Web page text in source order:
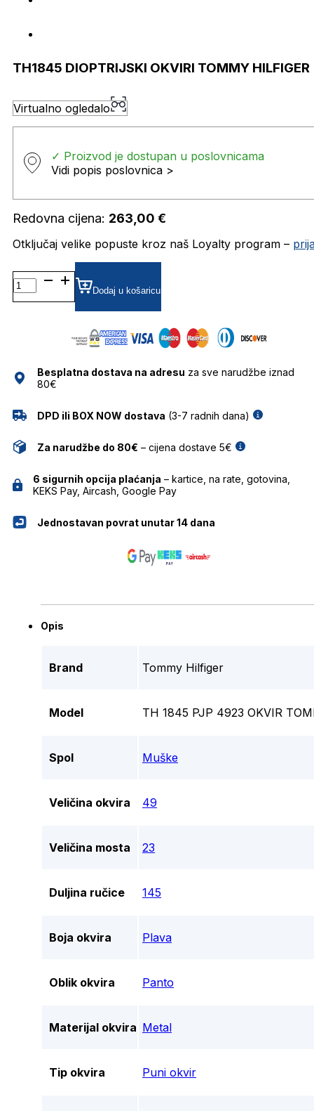
TH1845 DIOPTRIJSKI OKVIRI TOMMY HILFIGER
Virtualno ogledalo
✓ Proizvod je dostupan u poslovnicama
Vidi popis poslovnica >
Redovna cijena: 263,00 €
Otključaj velike popuste kroz naš Loyalty program –
TH1845 DIOPTRIJSKI
OKVIRI
TOMMY
Dodaj u košaricu
Besplatna dostava na adresu za sve narudžbe iznad
80€
DPD ili BOX NOW dostava (3-7 radnih dana)
Za narudžbe do 80€ – cijena dostave 5€
6 sigurnih opcija plaćanja – kartice, na rate, gotovina,
KEKS Pay, Aircash, Google Pay
Jednostavan povrat unutar 14 dana
Opis
Brand Tommy Hilfiger
Model TH 1845 PJP 4923 OKVIR
Spol Muške
Veličina okvira 49
Veličina mosta 23
Duljina ručice 145
Boja okvira Plava
Oblik okvira Panto
Materijal okvira Metal
Tip okvira Puni okvir